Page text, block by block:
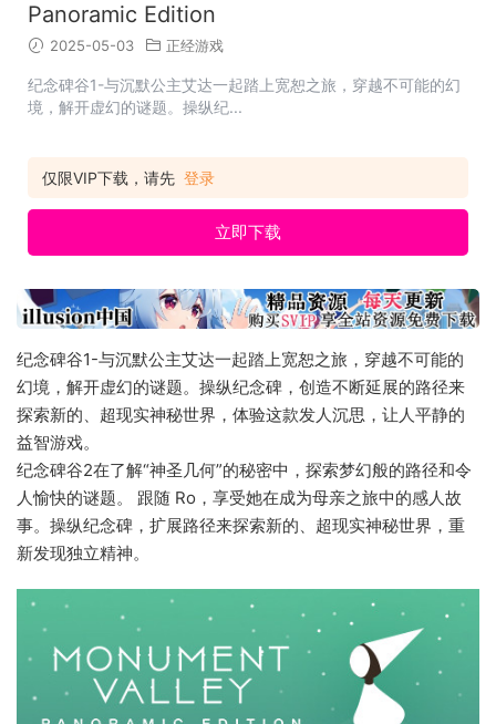
Panoramic Edition
2025-05-03 正经游戏
纪念碑谷1-与沉默公主艾达一起踏上宽恕之旅，穿越不可能的幻
境，解开虚幻的谜题。操纵纪...
仅限VIP下载，请先 登录
立即下载
纪念碑谷1-与沉默公主艾达一起踏上宽恕之旅，穿越不可能的
幻境，解开虚幻的谜题。操纵纪念碑，创造不断延展的路径来
探索新的、超现实神秘世界，体验这款发人沉思，让人平静的
益智游戏。
纪念碑谷2在了解“神圣几何”的秘密中，探索梦幻般的路径和令
人愉快的谜题。 跟随 Ro，享受她在成为母亲之旅中的感人故
事。操纵纪念碑，扩展路径来探索新的、超现实神秘世界，重
新发现独立精神。